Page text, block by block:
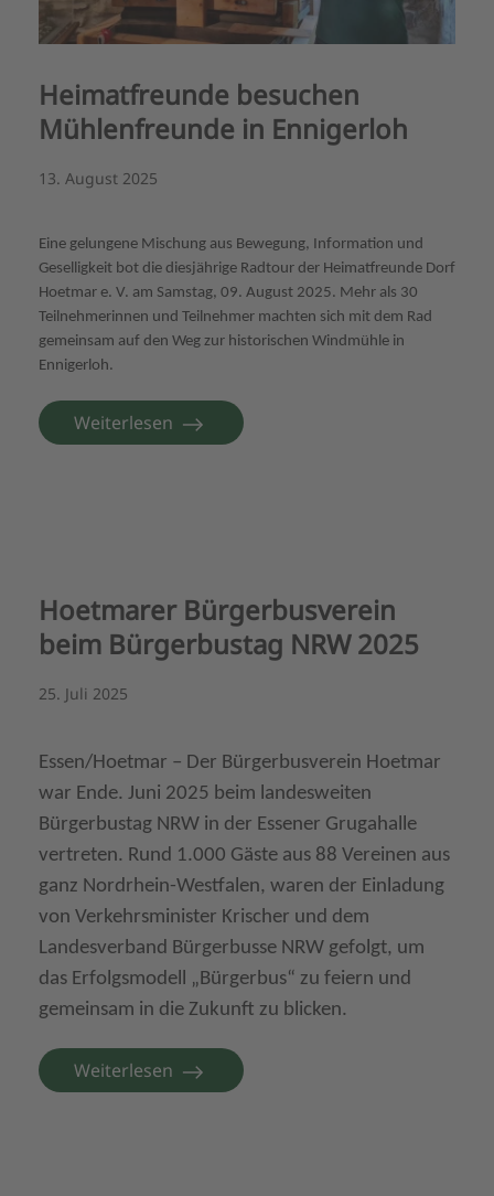
Heimatfreunde besuchen
Mühlenfreunde in Ennigerloh
13. August 2025
Eine gelungene Mischung aus Bewegung, Information und
Geselligkeit bot die diesjährige Radtour der Heimatfreunde Dorf
Hoetmar e. V. am Samstag, 09. August 2025. Mehr als 30
Teilnehmerinnen und Teilnehmer machten sich mit dem Rad
gemeinsam auf den Weg zur historischen Windmühle in
Ennigerloh.
Weiterlesen
Hoetmarer Bürgerbusverein
beim Bürgerbustag NRW 2025
25. Juli 2025
Essen/Hoetmar – Der Bürgerbusverein Hoetmar
war Ende. Juni 2025 beim landesweiten
Bürgerbustag NRW in der Essener Grugahalle
vertreten. Rund 1.000 Gäste aus 88 Vereinen aus
ganz Nordrhein-Westfalen, waren der Einladung
von Verkehrsminister Krischer und dem
Landesverband Bürgerbusse NRW gefolgt, um
das Erfolgsmodell „Bürgerbus“ zu feiern und
gemeinsam in die Zukunft zu blicken.
Weiterlesen